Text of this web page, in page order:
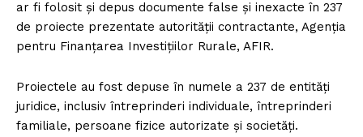
ar fi folosit și depus documente false și inexacte în 237
de proiecte prezentate autorității contractante, Agenția
pentru Finanțarea Investițiilor Rurale, AFIR.
Proiectele au fost depuse în numele a 237 de entități
juridice, inclusiv întreprinderi individuale, întreprinderi
familiale, persoane fizice autorizate și societăți.